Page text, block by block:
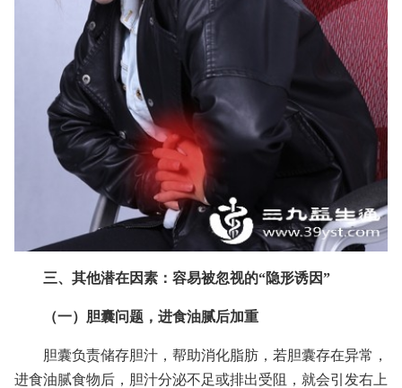
三、其他潜在因素：容易被忽视的“隐形诱因”
（一）胆囊问题，进食油腻后加重
胆囊负责储存胆汁，帮助消化脂肪，若胆囊存在异常，
进食油腻食物后，胆汁分泌不足或排出受阻，就会引发右上